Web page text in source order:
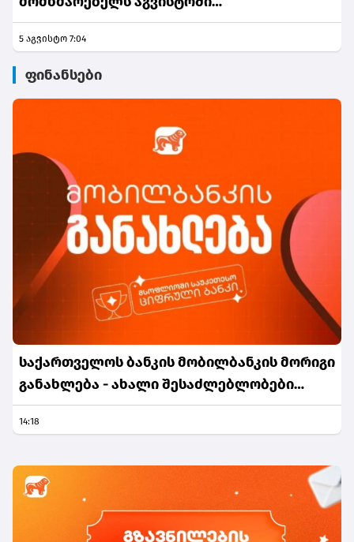
განსაკუთრებული შეთავაზებები მოუმზადა
5 აგვისტო 7:04
ფინანსები
საქართველოს ბანკის მობილბანკის მორიგი
განახლება - ახალი შესაძლებლობები
მომხმარებლებისთვის
14:18